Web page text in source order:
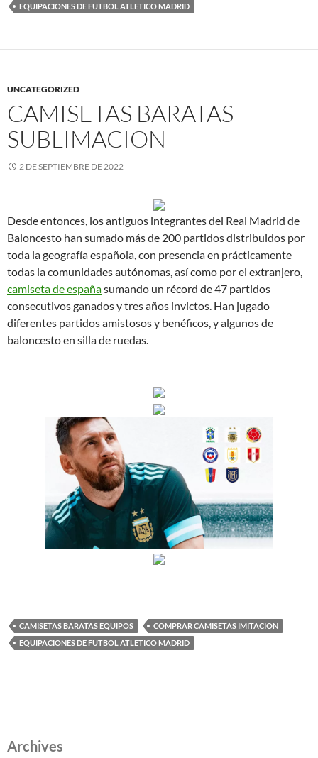
EQUIPACIONES DE FUTBOL ATLETICO MADRID
UNCATEGORIZED
CAMISETAS BARATAS
SUBLIMACION
2 DE SEPTIEMBRE DE 2022
Desde entonces, los antiguos integrantes del Real Madrid de
Baloncesto han sumado más de 200 partidos distribuidos por
toda la geografía española, con presencia en prácticamente
todas la comunidades autónomas, así como por el extranjero,
camiseta de españasumando un récord de 47 partidos
consecutivos ganados y tres años invictos. Han jugado
diferentes partidos amistosos y benéficos, y algunos de
baloncesto en silla de ruedas.
CAMISETAS BARATAS EQUIPOS
COMPRAR CAMISETAS IMITACION
EQUIPACIONES DE FUTBOL ATLETICO MADRID
Archives